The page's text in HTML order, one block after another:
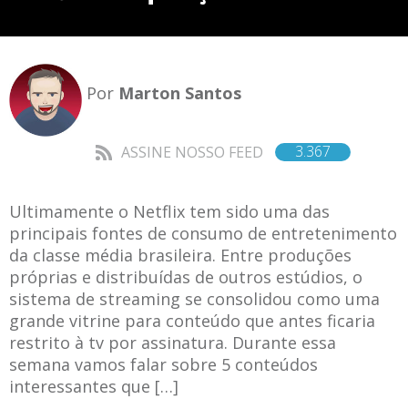
Por Marton Santos
ASSINE NOSSO FEED 3.367
Ultimamente o Netflix tem sido uma das
principais fontes de consumo de entretenimento
da classe média brasileira. Entre produções
próprias e distribuídas de outros estúdios, o
sistema de streaming se consolidou como uma
grande vitrine para conteúdo que antes ficaria
restrito à tv por assinatura. Durante essa
semana vamos falar sobre 5 conteúdos
interessantes que […]